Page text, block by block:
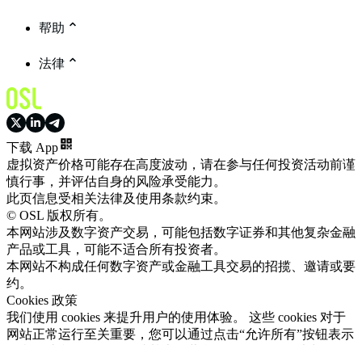
帮助
法律
下载 App
虚拟资产价格可能存在高度波动，请在参与任何投资活动前谨
慎行事，并评估自身的风险承受能力。
此页信息受相关法律及使用条款约束。
© OSL 版权所有。
本网站涉及数字资产交易，可能包括数字证券和其他复杂金融
产品或工具，可能不适合所有投资者。
本网站不构成任何数字资产或金融工具交易的招揽、邀请或要
约。
Cookies 政策
我们使用 cookies 来提升用户的使用体验。 这些 cookies 对于
网站正常运行至关重要，您可以通过点击“允许所有”按钮表示